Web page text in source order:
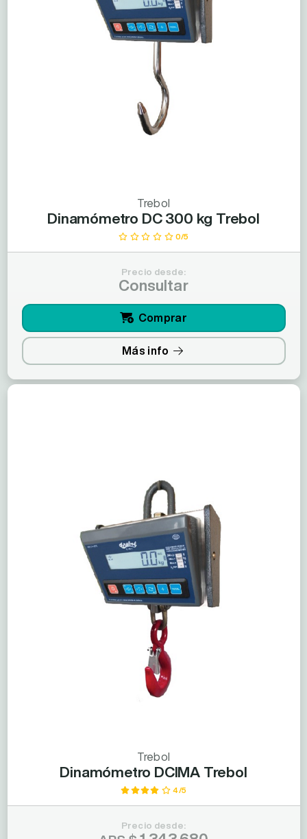
Trebol
Dinamómetro DC 300 kg Trebol
0/5
Precio desde:
Consultar
Comprar
Más info
Trebol
Dinamómetro DCIMA Trebol
4/5
Precio desde: